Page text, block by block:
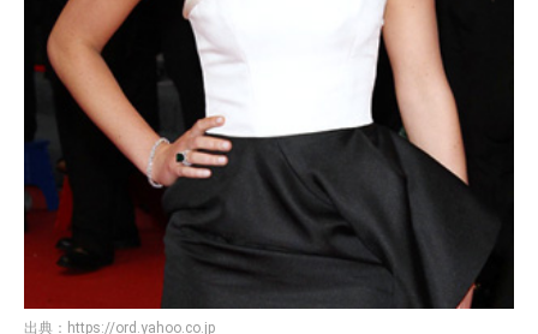
出典： https://ord.yahoo.co.jp